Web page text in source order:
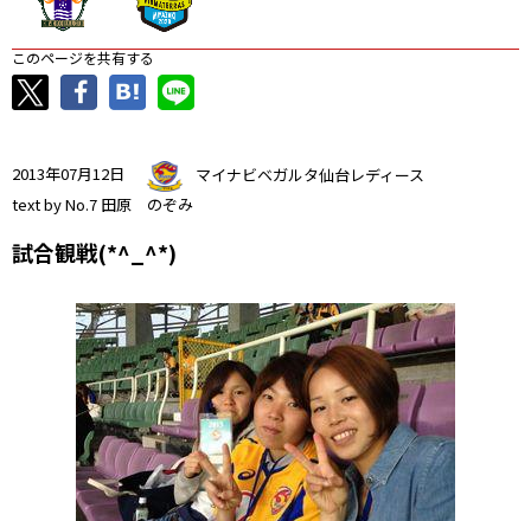
このページを共有する
2013年07月12日
マイナビベガルタ仙台レディース
text by No.7 田原 のぞみ
試合観戦(*^_^*)